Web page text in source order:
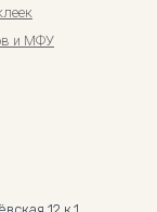
и МФУ